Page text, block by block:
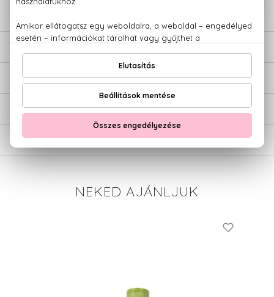
ÉRTÉKELÉSEK (0)
SZÁLLÍTÁS
NEKED AJÁNLJUK